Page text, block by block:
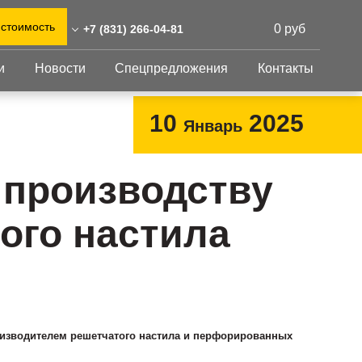
+7 (831) 266-04-81
266-04-81
улица, 1Б
и склад: Калужская
район Боровский,
парк "Ворсино",
0 руб
Изделия из
перфорированных
листов
Крепеж
Просечно-
профилированный
настил
Металлоконструкция
Новости Спецпредложения Контакты
10 Январь 2025
настила
решетчатого настила и перфорированных